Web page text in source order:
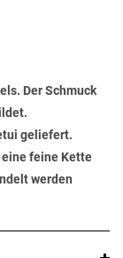
Der Schmuck
geliefert.
eine feine Kette
werden